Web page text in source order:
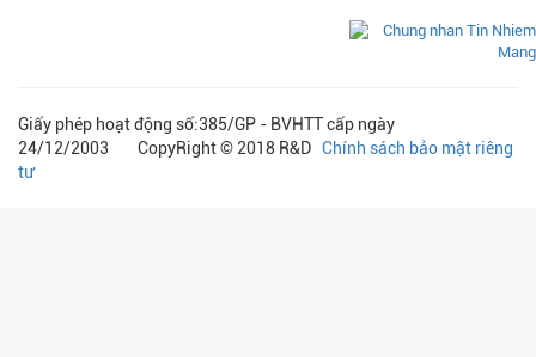
Giấy phép hoạt động số:385/GP - BVHTT cấp ngày
24/12/2003 CopyRight © 2018 R&D Chính sách bảo mật riêng
tư